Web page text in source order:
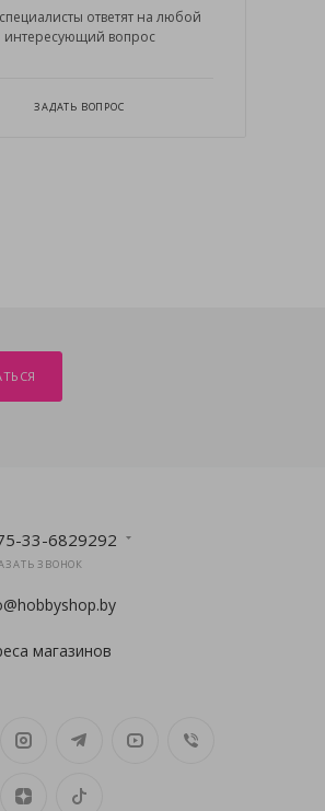
ответят на любой
интересующий вопрос
ЗАДАТЬ ВОПРОС
33-6829292
ЗВОНОК
магазинов